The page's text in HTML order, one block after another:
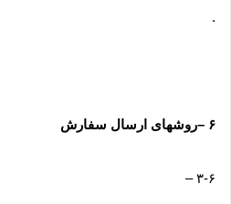
.
۶ –روشهای ارسال سفارش
۳-۶–